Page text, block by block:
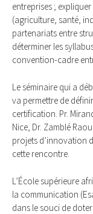
entreprises ;
(agriculture, santé,
partenariats entre
déterminer les
convention-cadre
Le séminaire qui a
va permettre de
certification. Pr.
Nice, Dr. Zamblé
projets d’innovation
cette rencontre.
L’École supérieure
la communication
dans le souci de